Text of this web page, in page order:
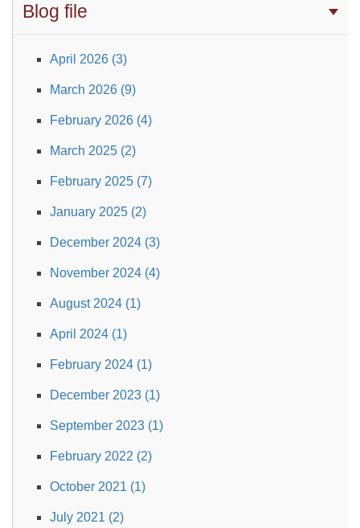
Blog file
April 2026 (3)
March 2026 (9)
February 2026 (4)
March 2025 (2)
February 2025 (7)
January 2025 (2)
December 2024 (3)
November 2024 (4)
August 2024 (1)
April 2024 (1)
February 2024 (1)
December 2023 (1)
September 2023 (1)
February 2022 (2)
October 2021 (1)
July 2021 (2)